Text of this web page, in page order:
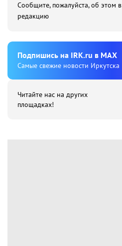
Сообщите, пожалуйста, об этом в
редакцию
Подпишиcь на IRK.ru в MAX
Cамые свежие новости Иркутска
Читайте нас на других
площадках!